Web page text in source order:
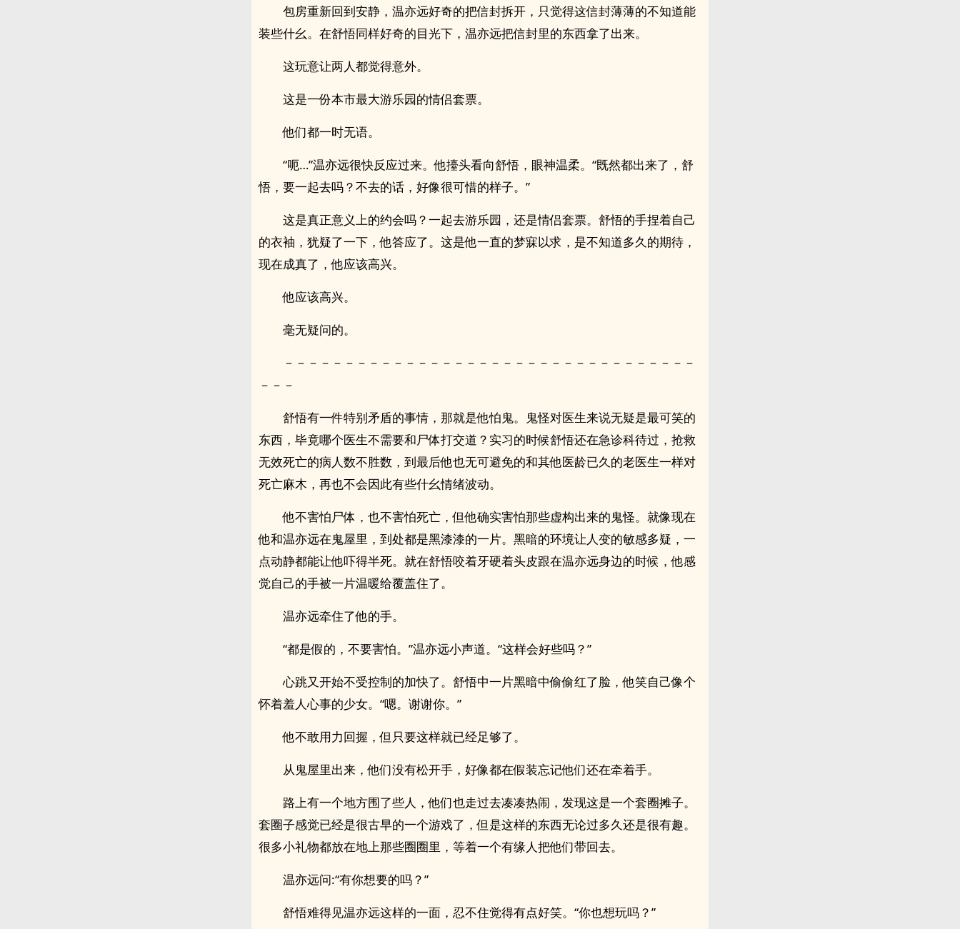
包房重新回到安静，温亦远好奇的把信封拆开，只觉得这信封薄薄的不知道能
装些什幺。在舒悟同样好奇的目光下，温亦远把信封里的东西拿了出来。
这玩意让两人都觉得意外。
这是一份本市最大游乐园的情侣套票。
他们都一时无语。
“呃…”温亦远很快反应过来。他擡头看向舒悟，眼神温柔。“既然都出来了，舒
悟，要一起去吗？不去的话，好像很可惜的样子。”
这是真正意义上的约会吗？一起去游乐园，还是情侣套票。舒悟的手捏着自己
的衣袖，犹疑了一下，他答应了。这是他一直的梦寐以求，是不知道多久的期待，
现在成真了，他应该高兴。
他应该高兴。
毫无疑问的。
－－－－－－－－－－－－－－－－－－－－－－－－－－－－－－－－－－
－－－
舒悟有一件特别矛盾的事情，那就是他怕鬼。鬼怪对医生来说无疑是最可笑的
东西，毕竟哪个医生不需要和尸体打交道？实习的时候舒悟还在急诊科待过，抢救
无效死亡的病人数不胜数，到最后他也无可避免的和其他医龄已久的老医生一样对
死亡麻木，再也不会因此有些什幺情绪波动。
他不害怕尸体，也不害怕死亡，但他确实害怕那些虚构出来的鬼怪。就像现在
他和温亦远在鬼屋里，到处都是黑漆漆的一片。黑暗的环境让人变的敏感多疑，一
点动静都能让他吓得半死。就在舒悟咬着牙硬着头皮跟在温亦远身边的时候，他感
觉自己的手被一片温暖给覆盖住了。
温亦远牵住了他的手。
“都是假的，不要害怕。”温亦远小声道。“这样会好些吗？”
心跳又开始不受控制的加快了。舒悟中一片黑暗中偷偷红了脸，他笑自己像个
怀着羞人心事的少女。“嗯。谢谢你。”
他不敢用力回握，但只要这样就已经足够了。
从鬼屋里出来，他们没有松开手，好像都在假装忘记他们还在牵着手。
路上有一个地方围了些人，他们也走过去凑凑热闹，发现这是一个套圈摊子。
套圈子感觉已经是很古早的一个游戏了，但是这样的东西无论过多久还是很有趣。
很多小礼物都放在地上那些圈圈里，等着一个有缘人把他们带回去。
温亦远问:“有你想要的吗？”
舒悟难得见温亦远这样的一面，忍不住觉得有点好笑。“你也想玩吗？”